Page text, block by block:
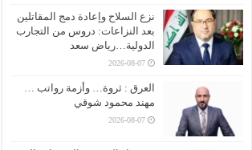
نزع السلاح وإعادة دمج المقاتلين
بعد النزاعات: دروس من التجارب
الدولية…رياض سعد
2026-08-07
العرق : ثروة… وأزمة رواتب …
مهند محمود شوقي
2026-08-07